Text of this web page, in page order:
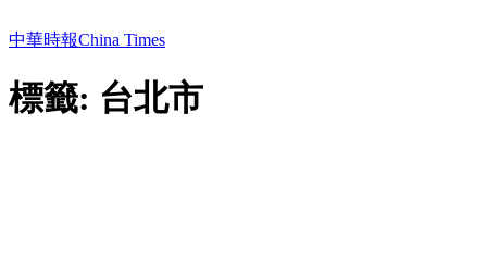
中華時報China Times
標籤: 台北市